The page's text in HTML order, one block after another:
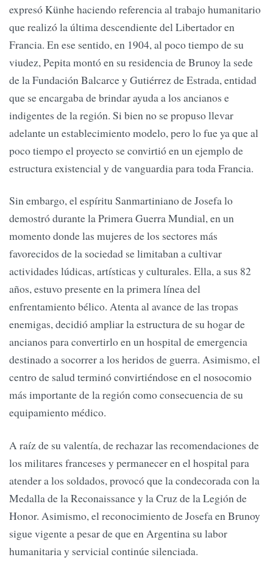
expresó Künhe haciendo referencia al trabajo humanitario
que realizó la última descendiente del Libertador en
Francia. En ese sentido, en 1904, al poco tiempo de su
viudez, Pepita montó en su residencia de Brunoy la sede
de la Fundación Balcarce y Gutiérrez de Estrada, entidad
que se encargaba de brindar ayuda a los ancianos e
indigentes de la región. Si bien no se propuso llevar
adelante un establecimiento modelo, pero lo fue ya que al
poco tiempo el proyecto se convirtió en un ejemplo de
estructura existencial y de vanguardia para toda Francia.
Sin embargo, el espíritu Sanmartiniano de Josefa lo
demostró durante la Primera Guerra Mundial, en un
momento donde las mujeres de los sectores más
favorecidos de la sociedad se limitaban a cultivar
actividades lúdicas, artísticas y culturales. Ella, a sus 82
años, estuvo presente en la primera línea del
enfrentamiento bélico. Atenta al avance de las tropas
enemigas, decidió ampliar la estructura de su hogar de
ancianos para convertirlo en un hospital de emergencia
destinado a socorrer a los heridos de guerra. Asimismo, el
centro de salud terminó convirtiéndose en el nosocomio
más importante de la región como consecuencia de su
equipamiento médico.
A raíz de su valentía, de rechazar las recomendaciones de
los militares franceses y permanecer en el hospital para
atender a los soldados, provocó que la condecorada con la
Medalla de la Reconaissance y la Cruz de la Legión de
Honor. Asimismo, el reconocimiento de Josefa en Brunoy
sigue vigente a pesar de que en Argentina su labor
humanitaria y servicial continúe silenciada.